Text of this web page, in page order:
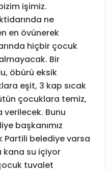
işimiz.
ne
en övünerek
hiçbir çocuk
Bir
öbürü eksik
eşit, 3 kap sıcak
çocuklara temiz,
verilecek. Bunu
başkanımız
Partili belediye varsa
kana su içiyor
tuvalet